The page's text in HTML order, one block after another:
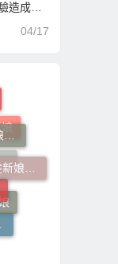
造成
！ 04/17
陸新娘
娶大陸新娘的費用